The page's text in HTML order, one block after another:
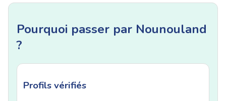
Pourquoi passer par Nounouland
?
Profils vérifiés